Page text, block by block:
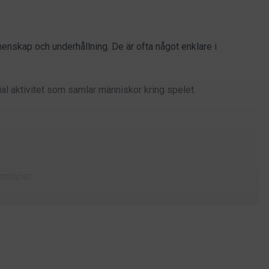
och underhållning. De är ofta något enklare i
aktivitet som samlar människor kring spelet.
materialet ger en mycket jämn och stabil känsla med hög